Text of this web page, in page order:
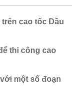
cao tốc Dầu
thi công cao
một số đoạn